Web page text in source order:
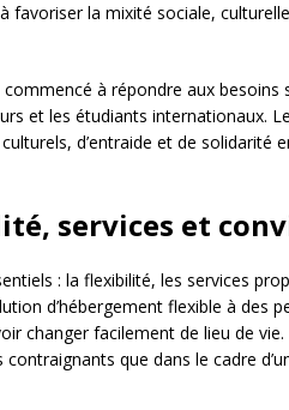
favoriser la mixité sociale,
à répondre aux besoins
et les étudiants internationaux.
d’entraide et de solidarité
services et
: la flexibilité, les services
d’hébergement flexible à des
changer facilement de lieu de
que dans le cadre